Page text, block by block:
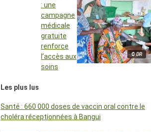
© DR
: une
campagne
médicale
gratuite
renforce
l’accès aux
soins
Les plus lus
Santé : 660 000 doses de vaccin oral contre le
choléra réceptionnées à Bangui